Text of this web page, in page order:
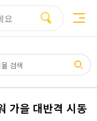
가을 대반격 시동